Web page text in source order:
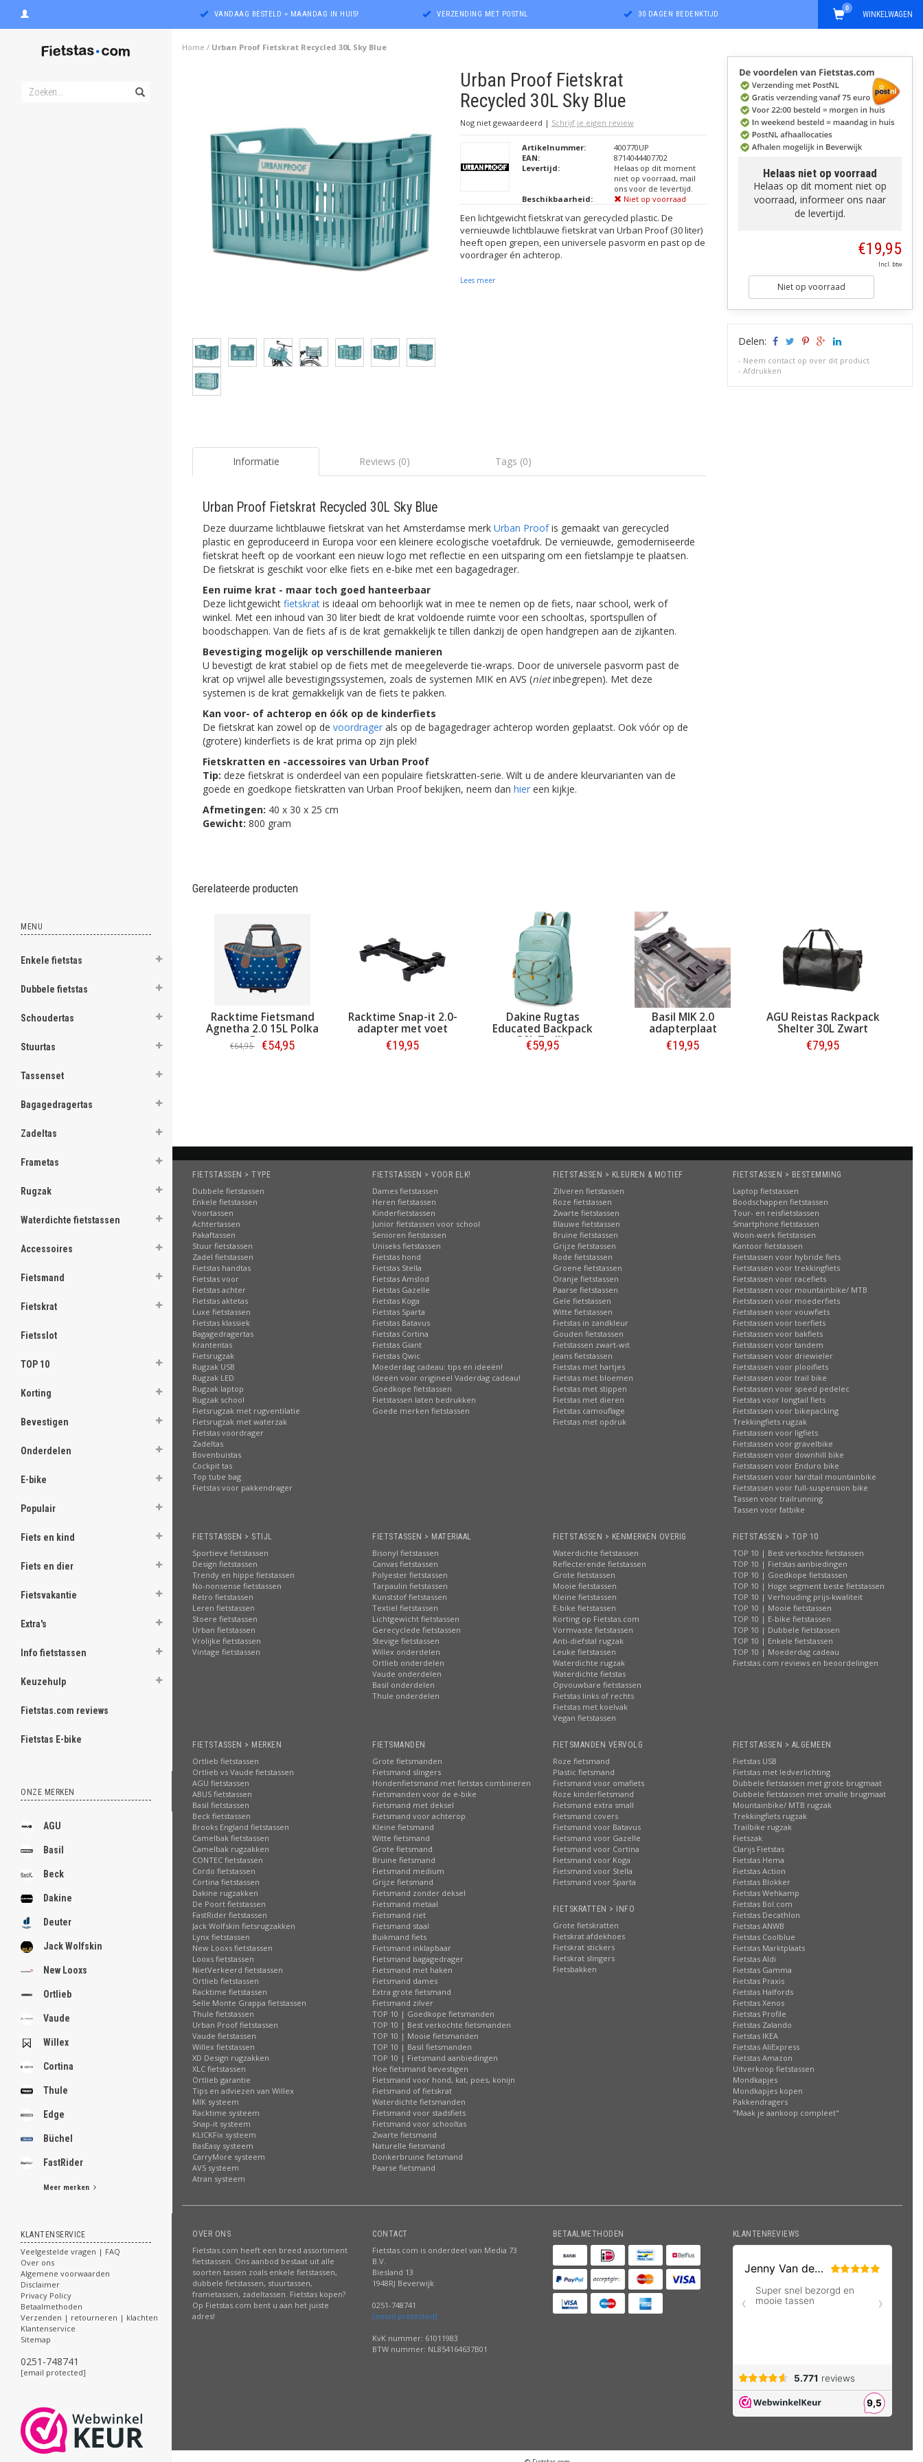
VANDAAG BESTELD = MAANDAG IN HUIS! VERZENDING MET POSTNL 30 DAGEN BEDENKTIJD WINKELWAGEN
0
MENU
Enkele fietstas
Dubbele fietstas
Schoudertas
Stuurtas
Tassenset
Bagagedragertas
Zadeltas
Frametas
Rugzak
Waterdichte fietstassen
Accessoires
Fietsmand
Fietskrat
Fietsslot
TOP 10
Korting
Bevestigen
Onderdelen
E-bike
Populair
Fiets en kind
Fiets en dier
Fietsvakantie
Extra's
Info fietstassen
Keuzehulp
Fietstas.com reviews
Fietstas E-bike
ONZE MERKEN
AGU
Basil
Beck
Dakine
Deuter
Jack Wolfskin
New Looxs
Ortlieb
Vaude
Willex
Cortina
Thule
Edge
Büchel
FastRider
Meer merken
KLANTENSERVICE
Veelgestelde vragen | FAQ
Over ons
Algemene voorwaarden
Disclaimer
Privacy Policy
Betaalmethoden
Verzenden | retourneren | klachten
Klantenservice
Sitemap
0251-748741
[email protected]
.
.
.
.
.
.
.
.
[email protected]
Home / Urban Proof Fietskrat Recycled 30L Sky Blue
Urban Proof Fietskrat
Recycled 30L Sky Blue
Nog niet gewaardeerd | Schrijf je eigen review
Artikelnummer:
400770UP
EAN:
8714044407702
Levertijd:
Helaas op dit moment
niet op voorraad, mail
ons voor de levertijd.
Beschikbaarheid:
Niet op voorraad
Een lichtgewicht fietskrat van gerecycled plastic. De
vernieuwde lichtblauwe fietskrat van Urban Proof (30 liter)
heeft open grepen, een universele pasvorm en past op de
voordrager én achterop.
Lees meer
Informatie Reviews (0) Tags (0)
Urban Proof Fietskrat Recycled 30L Sky Blue
Deze duurzame lichtblauwe fietskrat van het Amsterdamse merk Urban Proofis gemaakt van gerecycled
plastic en geproduceerd in Europa voor een kleinere ecologische voetafdruk. De vernieuwde, gemoderniseerde
fietskrat heeft op de voorkant een nieuw logo met reflectie en een uitsparing om een fietslampje te plaatsen.
De fietskrat is geschikt voor elke fiets en e-bike met een bagagedrager.
Een ruime krat - maar toch goed hanteerbaar
Deze lichtgewicht fietskrat is ideaal om behoorlijk wat in mee te nemen op de fiets, naar school, werk of
winkel. Met een inhoud van 30 liter biedt de krat voldoende ruimte voor een schooltas, sportspullen of
boodschappen. Van de fiets af is de krat gemakkelijk te tillen dankzij de open handgrepen aan de zijkanten.
Bevestiging mogelijk op verschillende manieren
U bevestigt de krat stabiel op de fiets met de meegeleverde tie-wraps. Door de universele pasvorm past de
krat op vrijwel alle bevestigingssystemen, zoals de systemen MIK en AVS (nietinbegrepen). Met deze
systemen is de krat gemakkelijk van de fiets te pakken.
Kan voor- of achterop en óók op de kinderfiets
De fietskrat kan zowel op de voordrager als op de bagagedrager achterop worden geplaatst. Ook vóór op de
(grotere) kinderfiets is de krat prima op zijn plek!
Fietskratten en -accessoires van Urban Proof
Tip: deze fietskrat is onderdeel van een populaire fietskratten-serie. Wilt u de andere kleurvarianten van de
goede en goedkope fietskratten van Urban Proof bekijken, neem dan hier een kijkje.
Afmetingen: 40 x 30 x 25 cm
Gewicht: 800 gram
Helaas niet op voorraad
Helaas op dit moment niet op
voorraad, informeer ons naar
de levertijd.
€19,95
Incl. btw
Niet op voorraad
Delen:
- Neem contact op over dit product
-Afdrukken
Gerelateerde producten
Racktime Fietsmand
Agnetha 2.0 15L Polka
Dots
€64,95 €54,95
Racktime Snap-it 2.0-
adapter met voet
€19,95
Dakine Rugtas
Educated Backpack
30L Trellis
€59,95
Basil MIK 2.0
adapterplaat
€19,95
AGU Reistas Rackpack
Shelter 30L Zwart
€79,95
FIETSTASSEN > TYPE
Dubbele fietstassen
Enkele fietstassen
Voortassen
Achtertassen
Pakaftassen
Stuur fietstassen
Zadel fietstassen
Fietstas handtas
Fietstas voor
Fietstas achter
Fietstas aktetas
Luxe fietstassen
Fietstas klassiek
Bagagedragertas
Krantentas
Fietsrugzak
Rugzak USB
Rugzak LED
Rugzak laptop
Rugzak school
Fietsrugzak met rugventilatie
Fietsrugzak met waterzak
Fietstas voordrager
Zadeltas
Bovenbuistas
Cockpit tas
Top tube bag
Fietstas voor pakkendrager
FIETSTASSEN > VOOR ELK!
Dames fietstassen
Heren fietstassen
Kinderfietstassen
Junior fietstassen voor school
Senioren fietstassen
Uniseks fietstassen
Fietstas hond
Fietstas Stella
Fietstas Amslod
Fietstas Gazelle
Fietstas Koga
Fietstas Sparta
Fietstas Batavus
Fietstas Cortina
Fietstas Giant
Fietstas Qwic
Moederdag cadeau: tips en ideeën!
Ideeën voor origineel Vaderdag cadeau!
Goedkope fietstassen
Fietstassen laten bedrukken
Goede merken fietstassen
FIETSTASSEN > KLEUREN & MOTIEF
Zilveren fietstassen
Roze fietstassen
Zwarte fietstassen
Blauwe fietstassen
Bruine fietstassen
Grijze fietstassen
Rode fietstassen
Groene fietstassen
Oranje fietstassen
Paarse fietstassen
Gele fietstassen
Witte fietstassen
Fietstas in zandkleur
Gouden fietstassen
Fietstassen zwart-wit
Jeans fietstassen
Fietstas met hartjes
Fietstas met bloemen
Fietstas met stippen
Fietstas met dieren
Fietstas camouflage
Fietstas met opdruk
FIETSTASSEN > BESTEMMING
Laptop fietstassen
Boodschappen fietstassen
Tour- en reisfietstassen
Smartphone fietstassen
Woon-werk fietstassen
Kantoor fietstassen
Fietstassen voor hybride fiets
Fietstassen voor trekkingfiets
Fietstassen voor racefiets
Fietstassen voor mountainbike/ MTB
Fietstassen voor moederfiets
Fietstassen voor vouwfiets
Fietstassen voor toerfiets
Fietstassen voor bakfiets
Fietstassen voor tandem
Fietstassen voor driewieler
Fietstassen voor plooifiets
Fietstassen voor trail bike
Fietstassen voor speed pedelec
Fietstas voor longtail fiets
Fietstassen voor bikepacking
Trekkingfiets rugzak
Fietstassen voor ligfiets
Fietstassen voor gravelbike
Fietstassen voor downhill bike
Fietstassen voor Enduro bike
Fietstassen voor hardtail mountainbike
Fietstassen voor full-suspension bike
Tassen voor trailrunning
Tassen voor fatbike
FIETSTASSEN > STIJL
Sportieve fietstassen
Design fietstassen
Trendy en hippe fietstassen
No-nonsense fietstassen
Retro fietstassen
Leren fietstassen
Stoere fietstassen
Urban fietstassen
Vrolijke fietstassen
Vintage fietstassen
FIETSTASSEN > MATERIAAL
Bisonyl fietstassen
Canvas fietstassen
Polyester fietstassen
Tarpaulin fietstassen
Kunststof fietstassen
Textiel fietstassen
Lichtgewicht fietstassen
Gerecyclede fietstassen
Stevige fietstassen
Willex onderdelen
Ortlieb onderdelen
Vaude onderdelen
Basil onderdelen
Thule onderdelen
FIETSTASSEN > KENMERKEN OVERIG
Waterdichte fietstassen
Reflecterende fietstassen
Grote fietstassen
Mooie fietstassen
Kleine fietstassen
E-bike fietstassen
Korting op Fietstas.com
Vormvaste fietstassen
Anti-diefstal rugzak
Leuke fietstassen
Waterdichte rugzak
Waterdichte fietstas
Opvouwbare fietstassen
Fietstas links of rechts
Fietstas met koelvak
Vegan fietstassen
FIETSTASSEN > TOP 10
TOP 10 | Best verkochte fietstassen
TOP 10 | Fietstas aanbiedingen
TOP 10 | Goedkope fietstassen
TOP 10 | Hoge segment beste fietstassen
TOP 10 | Verhouding prijs-kwaliteit
TOP 10 | Mooie fietstassen
TOP 10 | E-bike fietstassen
TOP 10 | Dubbele fietstassen
TOP 10 | Enkele fietstassen
TOP 10 | Moederdag cadeau
Fietstas.com reviews en beoordelingen
FIETSTASSEN > MERKEN
Ortlieb fietstassen
Ortlieb vs Vaude fietstassen
AGU fietstassen
ABUS fietstassen
Basil fietstassen
Beck fietstassen
Brooks England fietstassen
Camelbak fietstassen
Camelbak rugzakken
CONTEC fietstassen
Cordo fietstassen
Cortina fietstassen
Dakine rugzakken
De Poort fietstassen
FastRider fietstassen
Jack Wolfskin fietsrugzakken
Lynx fietstassen
New Looxs fietstassen
Looxs fietstassen
NietVerkeerd fietstassen
Ortlieb fietstassen
Racktime fietstassen
Selle Monte Grappa fietstassen
Thule fietstassen
Urban Proof fietstassen
Vaude fietstassen
Willex fietstassen
XD Design rugzakken
XLC fietstassen
Ortlieb garantie
Tips en adviezen van Willex
MIK systeem
Racktime systeem
Snap-it systeem
KLICKFix systeem
BasEasy systeem
CarryMore systeem
AVS systeem
Atran systeem
FIETSMANDEN
Grote fietsmanden
Fietsmand slingers
Hondenfietsmand met fietstas combineren
Fietsmanden voor de e-bike
Fietsmand met deksel
Fietsmand voor achterop
Kleine fietsmand
Witte fietsmand
Grote fietsmand
Bruine fietsmand
Fietsmand medium
Grijze fietsmand
Fietsmand zonder deksel
Fietsmand metaal
Fietsmand riet
Fietsmand staal
Buikmand fiets
Fietsmand inklapbaar
Fietsmand bagagedrager
Fietsmand met haken
Fietsmand dames
Extra grote fietsmand
Fietsmand zilver
TOP 10 | Goedkope fietsmanden
TOP 10 | Best verkochte fietsmanden
TOP 10 | Mooie fietsmanden
TOP 10 | Basil fietsmanden
TOP 10 | Fietsmand aanbiedingen
Hoe fietsmand bevestigen
Fietsmand voor hond, kat, poes, konijn
Fietsmand of fietskrat
Waterdichte fietsmanden
Fietsmand voor stadsfiets
Fietsmand voor schooltas
Zwarte fietsmand
Naturelle fietsmand
Donkerbruine fietsmand
Paarse fietsmand
FIETSMANDEN VERVOLG
Roze fietsmand
Plastic fietsmand
Fietsmand voor omafiets
Roze kinderfietsmand
Fietsmand extra small
Fietsmand covers
Fietsmand voor Batavus
Fietsmand voor Gazelle
Fietsmand voor Cortina
Fietsmand voor Koga
Fietsmand voor Stella
Fietsmand voor Sparta
FIETSKRATTEN > INFO
Grote fietskratten
Fietskrat afdekhoes
Fietskrat stickers
Fietskrat slingers
Fietsbakken
FIETSTASSEN > ALGEMEEN
Fietstas USB
Fietstas met ledverlichting
Dubbele fietstassen met grote brugmaat
Dubbele fietstassen met smalle brugmaat
Mountainbike/ MTB rugzak
Trekkingfiets rugzak
Trailbike rugzak
Fietszak
Clarijs Fietstas
Fietstas Hema
Fietstas Action
Fietstas Blokker
Fietstas Wehkamp
Fietstas Bol.com
Fietstas Decathlon
Fietstas ANWB
Fietstas Coolblue
Fietstas Marktplaats
Fietstas Aldi
Fietstas Gamma
Fietstas Praxis
Fietstas Halfords
Fietstas Xenos
Fietstas Profile
Fietstas Zalando
Fietstas IKEA
Fietstas AliExpress
Fietstas Amazon
Uitverkoop fietstassen
Mondkapjes
Mondkapjes kopen
Pakkendragers
"Maak je aankoop compleet"
OVER ONS
Fietstas.com heeft een breed assortiment
fietstassen. Ons aanbod bestaat uit alle
soorten tassen zoals enkele fietstassen,
dubbele fietstassen, stuurtassen,
frametassen, zadeltassen. Fietstas kopen?
Op Fietstas.com bent u aan het juiste
adres!
CONTACT
Fietstas.com is onderdeel van Media 73
B.V.
Biesland 13
1948RJ Beverwijk
0251-748741
[email protected]
KvK nummer: 61011983
BTW nummer: NL854164637B01
BETAALMETHODEN KLANTENREVIEWS